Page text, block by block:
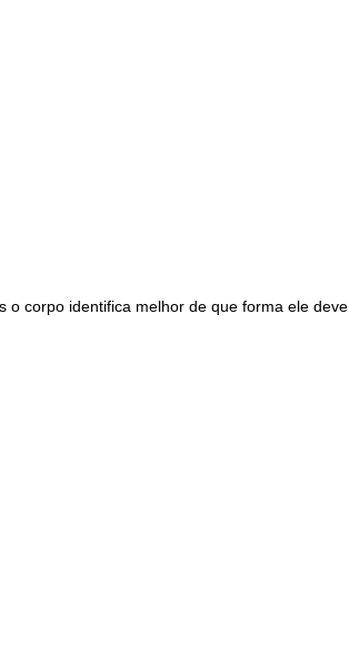
o corpo identifica melhor de que forma ele deve